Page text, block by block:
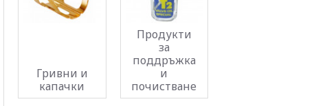
Гривни и
капачки
Продукти
за
поддръжка
и
почистване